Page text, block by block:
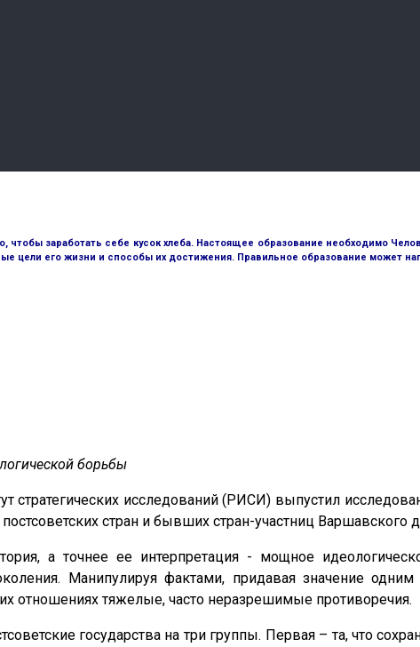
чтобы заработать себе кусок хлеба. Настоящее образование необходимо
цели его жизни и способы их достижения. Правильное образование может
борьбы
стратегических исследований (РИСИ) выпустил
стран и бывших стран-участниц Варшавского
а точнее ее интерпретация - мощное
Манипулируя фактами, придавая значение
отношениях тяжелые, часто неразрешимые противоречия.
государства на три группы. Первая – та, что